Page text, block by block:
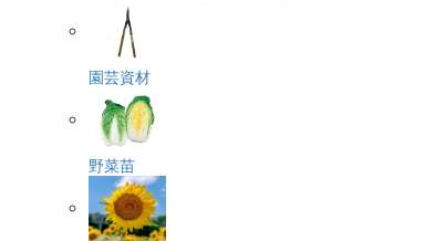
園芸資材
野菜苗